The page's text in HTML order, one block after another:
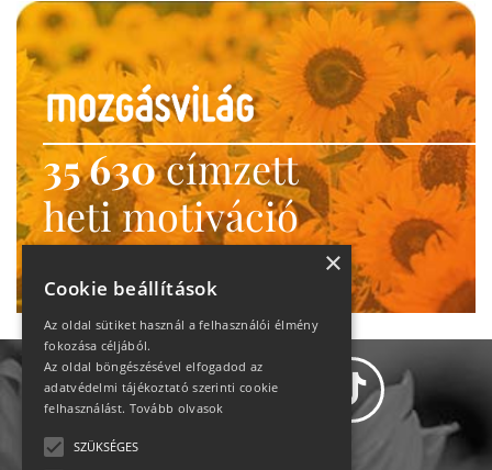
35 630címzett
heti motiváció
Ne maradj le!
×
Cookie beállítások
Az oldal sütiket használ a felhasználói élmény
fokozása céljából.
Az oldal böngészésével elfogadod az
adatvédelmi tájékoztató szerinti cookie
felhasználást. Tovább olvasok
SZÜKSÉGES